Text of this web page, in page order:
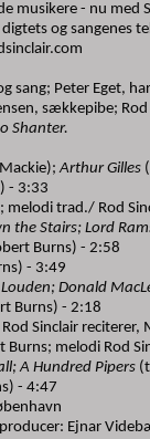
musikere - nu med
og sangenes
sang; Peter Eget,
sækkepibe;
Shanter.
Arthur Gilles
- 3:33
melodi trad./ Rod
the Stairs; Lord
Burns) - 2:58
- 3:49
Donald
Burns) - 2:18
Sinclair
Burns; melodi Rod
A Hundred Pipers
- 4:47
Ejnar